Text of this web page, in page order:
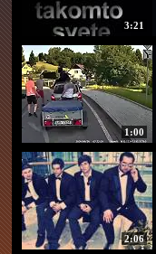
3:21
1:00
2:06